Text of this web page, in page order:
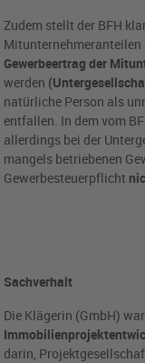
Zudem stellt der BFH
Mitunternehmeranteilen
Gewerbeertrag der
werden
natürliche Person als
entfallen. In dem vom
allerdings bei der
mangels betriebenen
Gewerbesteuerpflicht
Sachverhalt
Die Klägerin (GmbH)
darin,